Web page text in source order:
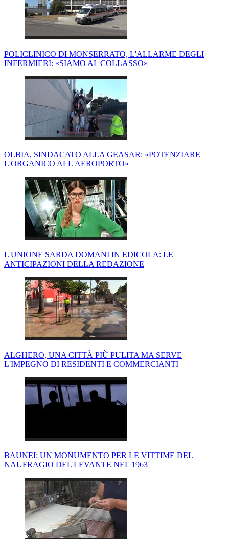
POLICLINICO DI MONSERRATO, L'ALLARME DEGLI
INFERMIERI: «SIAMO AL COLLASSO»
OLBIA, SINDACATO ALLA GEASAR: «POTENZIARE
L'ORGANICO ALL'AEROPORTO»
L'UNIONE SARDA DOMANI IN EDICOLA: LE
ANTICIPAZIONI DELLA REDAZIONE
ALGHERO, UNA CITTÀ PIÙ PULITA MA SERVE
L'IMPEGNO DI RESIDENTI E COMMERCIANTI
BAUNEI: UN MONUMENTO PER LE VITTIME DEL
NAUFRAGIO DEL LEVANTE NEL 1963